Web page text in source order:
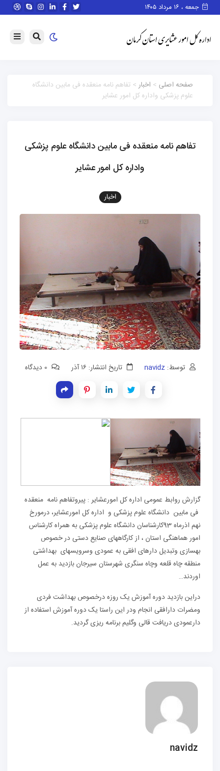
جمعه ، ۱۶ مرداد ۱۴۰۵
صفحه اصلی > اخبار> تفاهم نامه منعقده فی مابین دانشگاه
علوم پزشکی واداره کل امور عشایر
تفاهم نامه منعقده فی مابین دانشگاه علوم پزشکی
واداره کل امور عشایر
اخبار
توسط:navidz تاریخ انتشار: ۱۶ آذر 0 دیدگاه
گزارش روابط عمومی اداره کل امورعشایر : پیروتفاهم نامه منعقده
فی مابین دانشگاه علوم پزشکی و اداره کل امورعشایر، درمورخ
نهم اذرماه 93کارشناسان دانشگاه علوم پزشکی به همراه کارشناس
امور هماهنگی استان ، از کارگاههای صنایع دستی در خصوص
بهسازی وتبدیل دارهای افقی به عمودی وسرویسهای بهداشتی
منطقه چاه قلعه وچاه سنگری شهرستان سیرجان بازدید به عمل
اوردند…
دراین بازدید دوره آموزش یک روزه درخصوص بهداشت فردی
ومضرات دارافقی انجام ودر این راستا یک دوره آموزش استفاده از
دارعمودی دریافت قالی وگلیم برنامه ریزی گردید.
navidz